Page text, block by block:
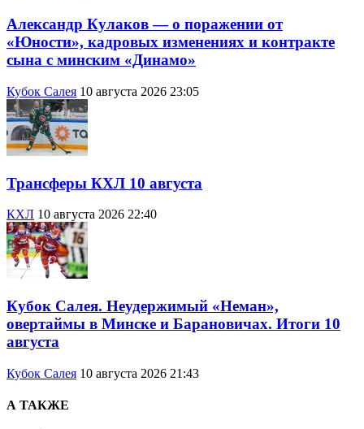
Александр Кулаков — о поражении от
«Юности», кадровых изменениях и контракте
сына с минским «Динамо»
Кубок Салея 10 августа 2026 23:05
Трансферы КХЛ 10 августа
КХЛ 10 августа 2026 22:40
Кубок Салея. Неудержимый «Неман»,
овертаймы в Минске и Барановичах. Итоги 10
августа
Кубок Салея 10 августа 2026 21:43
А ТАКЖЕ